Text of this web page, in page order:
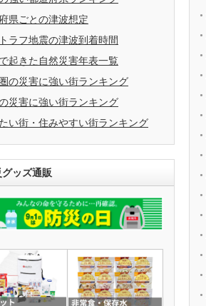
県ごとの津波想定
ラフ地震の津波到着時間
起きた自然災害年表一覧
の災害に強い街ランキング
災害に強い街ランキング
い街・住みやすい街ランキング
ッズ通販